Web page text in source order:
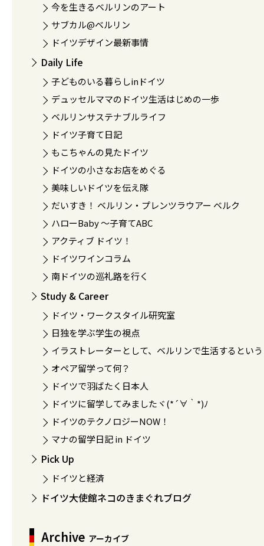
今を生きるベルリンのアート
サブカル@ベルリン
ドイツデザイン最新事情
Daily Life
子どものいる暮らしinドイツ
デュッセルママのドイツ生活はじめの一歩
ベルリンサステナブルライフ
ドイツ子育て日記
もこちゃんの見たドイツ
ドイツの小さなお店をめぐる
美味しいドイツを伝え隊
だいすき！ ベルリン・プレンツラウアー ベルク
ハローBaby 〜子育てABC
アクティブ ドイツ！
ドイツワインコラム
南ドイツの巡礼路を行く
Study & Career
ドイツ・ワークスタイル研究室
日独を学ぶ学生の視点
イラストレーターとして、ベルリンで生活するとい
オペア留学って何？
ドイツで羽ばたく日本人
ドイツに留学してみましたヾ(*´∀｀*)ﾉ
ドイツのテクノロジーNOW！
マナの留学日記 in ドイツ
Pick Up
ドイツと経済
ドイツ大使館ネコのきまぐれブログ
Archive アーカイブ